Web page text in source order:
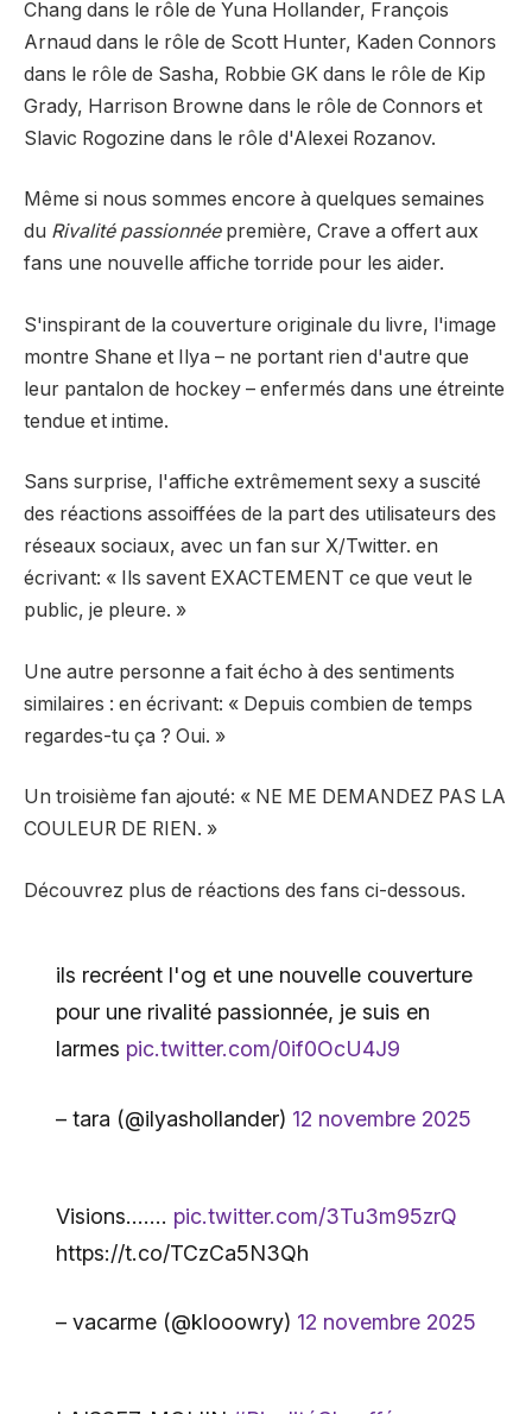
Chang dans le rôle de Yuna Hollander, François
Arnaud dans le rôle de Scott Hunter, Kaden Connors
dans le rôle de Sasha, Robbie GK dans le rôle de Kip
Grady, Harrison Browne dans le rôle de Connors et
Slavic Rogozine dans le rôle d'Alexei Rozanov.
Même si nous sommes encore à quelques semaines
du Rivalité passionnéepremière, Crave a offert aux
fans une nouvelle affiche torride pour les aider.
S'inspirant de la couverture originale du livre, l'image
montre Shane et Ilya – ne portant rien d'autre que
leur pantalon de hockey – enfermés dans une étreinte
tendue et intime.
Sans surprise, l'affiche extrêmement sexy a suscité
des réactions assoiffées de la part des utilisateurs des
réseaux sociaux, avec un fan sur X/Twitter. en
écrivant: « Ils savent EXACTEMENT ce que veut le
public, je pleure. »
Une autre personne a fait écho à des sentiments
similaires : en écrivant: « Depuis combien de temps
regardes-tu ça ? Oui. »
Un troisième fan ajouté: « NE ME DEMANDEZ PAS LA
COULEUR DE RIEN. »
Découvrez plus de réactions des fans ci-dessous.
ils recréent l'og et une nouvelle couverture
pour une rivalité passionnée, je suis en
larmes pic.twitter.com/0if0OcU4J9
– tara (@ilyashollander) 12 novembre 2025
Visions……. pic.twitter.com/3Tu3m95zrQ
https://t.co/TCzCa5N3Qh
– vacarme (@klooowry) 12 novembre 2025